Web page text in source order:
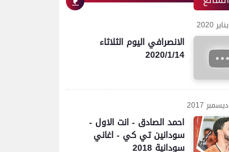
الانصرافي اليوم الثلاثاء
2020/1/14
احمد الصادق - انت الاول -
سودانين تي كي - اغاني
سودانية 2018